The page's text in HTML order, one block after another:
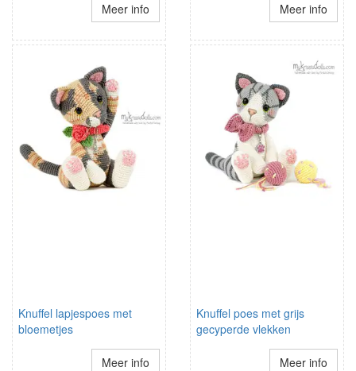
Meer info Meer info
Knuffel lapjespoes met
bloemetjes
Meer info
Knuffel poes met grijs
gecyperde vlekken
Meer info